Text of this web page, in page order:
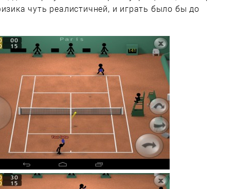
чуть реалистичней, и играть было бы до